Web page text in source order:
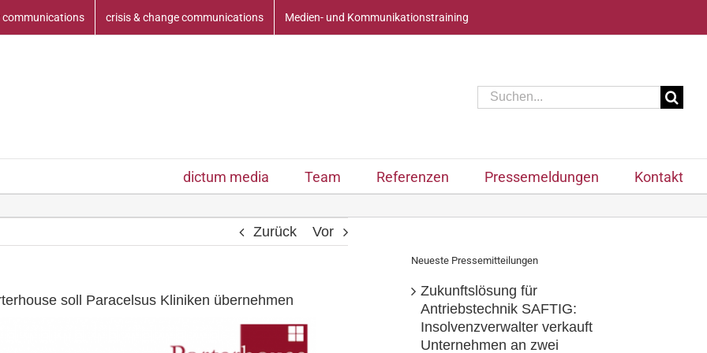
communications crisis & change communications Medien- und Kommunikationstraining
Suche
nach:
dictum media Team Referenzen Pressemeldungen Kontakt
Zurück Vor
soll Paracelsus Kliniken übernehmen
Neueste Pressemitteilungen
Zukunftslösung für
Antriebstechnik SAFTIG:
Insolvenzverwalter verkauft
Unternehmen an zwei